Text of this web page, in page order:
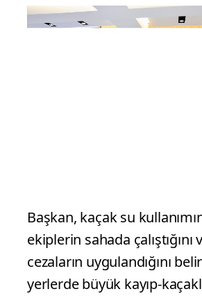
Başkan, kaçak su
ekiplerin sahada çalıştığını
cezaların uygulandığını
yerlerde büyük kayıp-